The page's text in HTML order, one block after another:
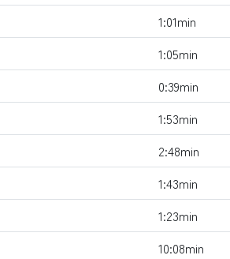
1:01min
1:05min
0:39min
1:53min
2:48min
1:43min
1:23min
10:08min